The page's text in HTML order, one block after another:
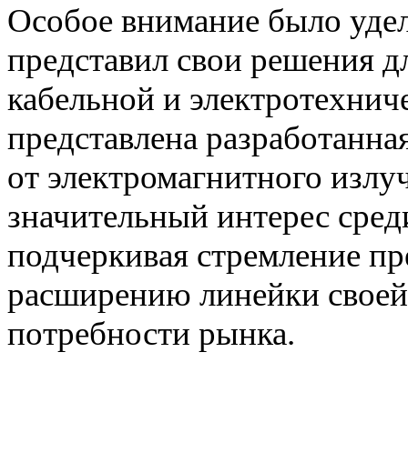
Особое внимание было
представил свои решения
кабельной и
представлена
от электромагнитного
значительный интерес
подчеркивая стремление
расширению линейки
потребности рынка.